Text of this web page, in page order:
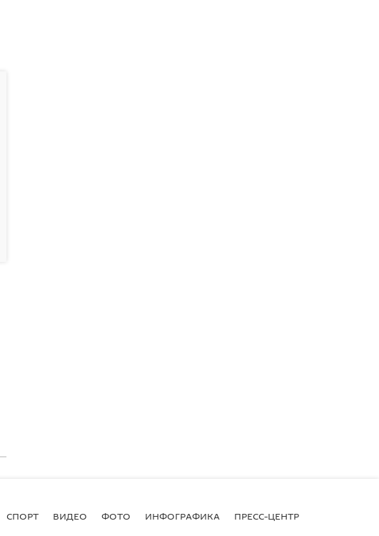
СПОРТ ВИДЕО ФОТО ИНФОГРАФИКА ПРЕСС-ЦЕНТР